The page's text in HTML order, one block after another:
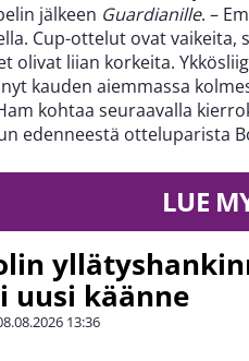
jälkeen Guardianille. –
Cup-ottelut ovat
olivat liian korkeita.
kauden aiemmassa
kohtaa seuraavalla
edenneestä otteluparista
LUE
uusi käänne
13:36